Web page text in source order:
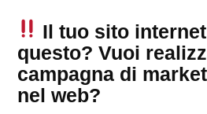
Il tuo sito
questo? Vuoi
campagna di
nel web?